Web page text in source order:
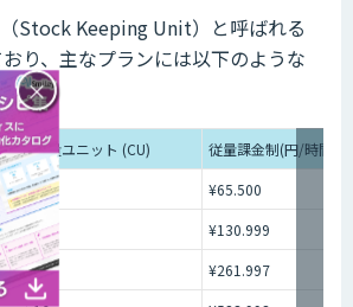
Stock Keeping Unit）と呼ばれる
り、主なプランには以下のような
容量ユニット (CU)
従量課金制(円/時間)
2
¥65.500
4
¥130.999
8
¥261.997
×